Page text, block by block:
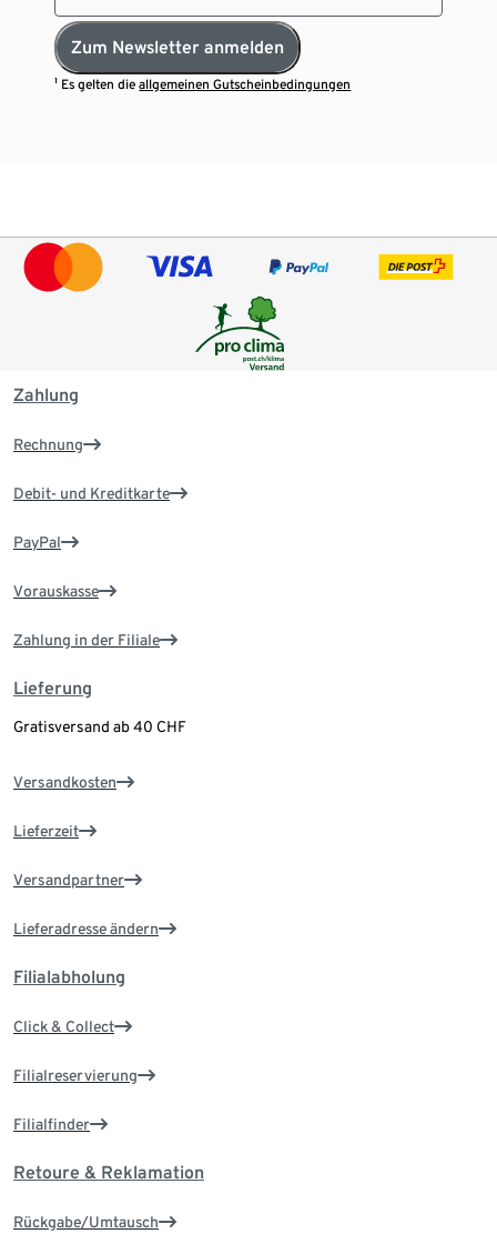
Zum Newsletter anmelden
¹ Es gelten dieallgemeinen Gutscheinbedingungen
Zahlung
Rechnung
Debit- und Kreditkarte
PayPal
Vorauskasse
Zahlung in der Filiale
Lieferung
Gratisversand ab 40 CHF
Versandkosten
Lieferzeit
Versandpartner
Lieferadresse ändern
Filialabholung
Click & Collect
Filialreservierung
Filialfinder
Retoure & Reklamation
Rückgabe/Umtausch